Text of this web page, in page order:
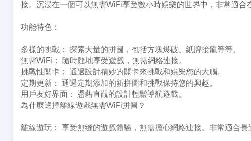
接。沉浸在一個可以無需WiFi享受數小時娛樂的世界中，非常適合
功能特色：
多樣的挑戰： 探索大量的拼圖，包括方塊爆破、紙牌接龍等等。
無需WiFi： 隨時隨地享受遊戲，無需網絡連接。
挑戰性關卡： 通過設計精妙的關卡來挑戰和娛樂您的大腦。
定期更新： 通過定期添加的新拼圖和挑戰保持您的興趣。
用戶友好界面： 憑藉直觀的設計輕鬆導航遊戲。
為什麼選擇離線遊戲無需WiFi拼圖？
離線遊玩： 享受無縫的遊戲體驗，無需擔心網絡連接。非常適合長